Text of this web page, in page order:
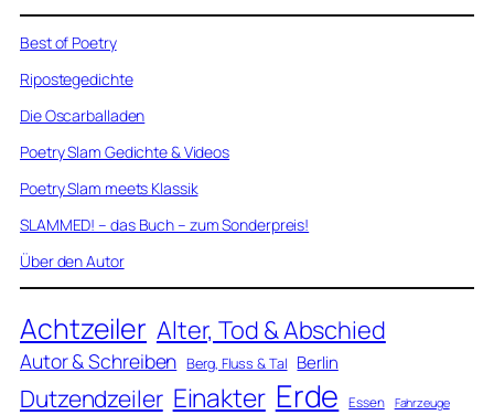
Best of Poetry
Ripostegedichte
Die Oscarballaden
Poetry Slam Gedichte & Videos
Poetry Slam meets Klassik
SLAMMED! – das Buch – zum Sonderpreis!
Über den Autor
Achtzeiler Alter, Tod & Abschied
Autor & Schreiben Berg, Fluss & Tal Berlin
Dutzendzeiler Einakter Erde Essen Fahrzeuge